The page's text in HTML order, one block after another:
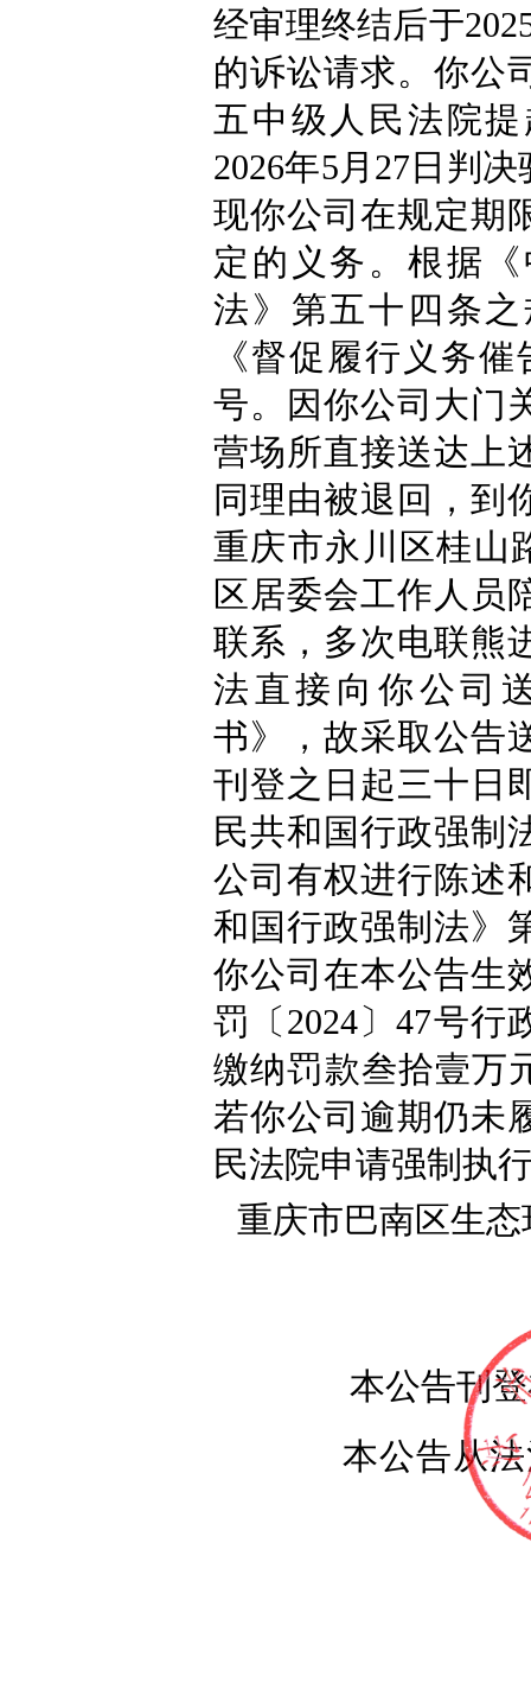
经审理终结后于
的诉讼请求。你公
五中级人民法院
2026年5月27日判
现你公司在规定期
定的义务。根据
法》第五十四条
《督促履行义务
号。因你公司大门
营场所直接送达上
同理由被退回，到
重庆市永川区桂山
区居委会工作人员
联系，多次电联熊
法直接向你公司
书》，故采取公告
刊登之日起三十日
民共和国行政强制
公司有权进行陈述
和国行政强制法》
你公司在本公告生
罚〔2024〕47号行
缴纳罚款叁拾壹万
若你公司逾期仍未
民法院申请强制执
重庆市巴南区生
本公告刊
本公告从